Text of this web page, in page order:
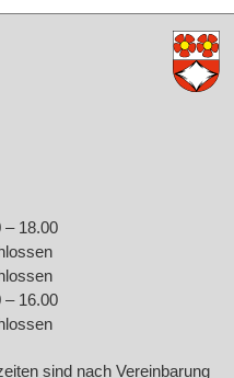
– 18.00
– 16.00
sind nach Vereinbarung